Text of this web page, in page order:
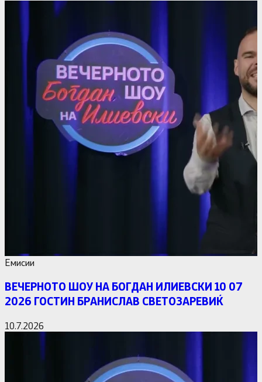
Емисии
ВЕЧЕРНОТО ШОУ НА БОГДАН ИЛИЕВСКИ 10 07
2026 ГОСТИН БРАНИСЛАВ СВЕТОЗАРЕВИЌ
10.7.2026